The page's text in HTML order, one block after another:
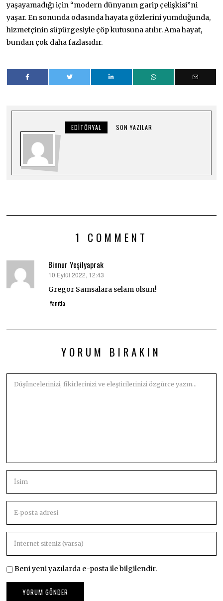
yaşayamadığı için “modern dünyanın garip çelişkisi”ni
yaşar. En sonunda odasında hayata gözlerini yumduğunda,
hizmetçinin süpürgesiyle çöp kutusuna atılır. Ama hayat,
bundan çok daha fazlasıdır.
EDITÖRYAL SON YAZILAR
1 COMMENT
Binnur Yeşilyaprak
dedi
ki:
10 Eylül 2022, 12:43
Gregor Samsalara selam olsun!
Yanıtla
YORUM BIRAKIN
Beni yeni yazılarda e-posta ile bilgilendir.